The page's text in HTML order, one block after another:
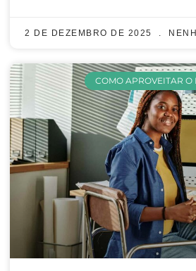
2 DE DEZEMBRO DE 2025
COMO APROVEITAR O